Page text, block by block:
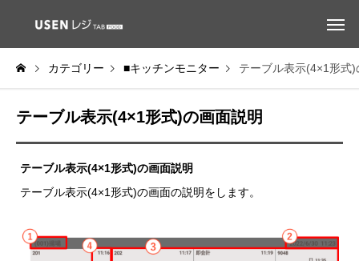
カテゴリー ■キッチンモニター テーブル表示(4×1形式)
テーブル表示(4×1形式)の画面説明
テーブル表示(4×1形式)の画面説明
テーブル表示(4×1形式)の画面の説明をします。